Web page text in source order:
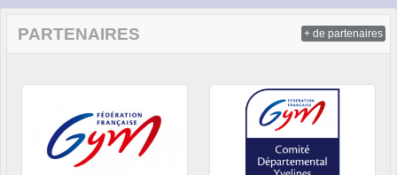
PARTENAIRES + de partenaires